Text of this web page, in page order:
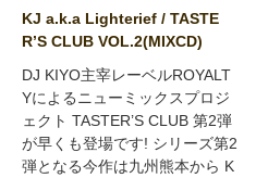
KJ a.k.a Lighterief / TASTE
R’S CLUB VOL.2(MIXCD)
DJ KIYO主宰レーベルROYALT
Yによるニューミックスプロジ
ェクト TASTER’S CLUB 第2弾
が早くも登場です! シリーズ第2
弾となる今作は九州熊本から K